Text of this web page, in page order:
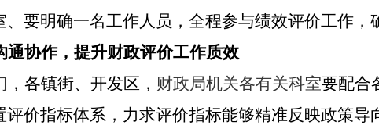
要明确一名工作人员，全程参与绩效评价工作，
通协作，提升财政评价工作质效
，各镇街、开发区， 财政局机关各有关科室要配合
评价指标体系，力求评价指标能够精准反映政策